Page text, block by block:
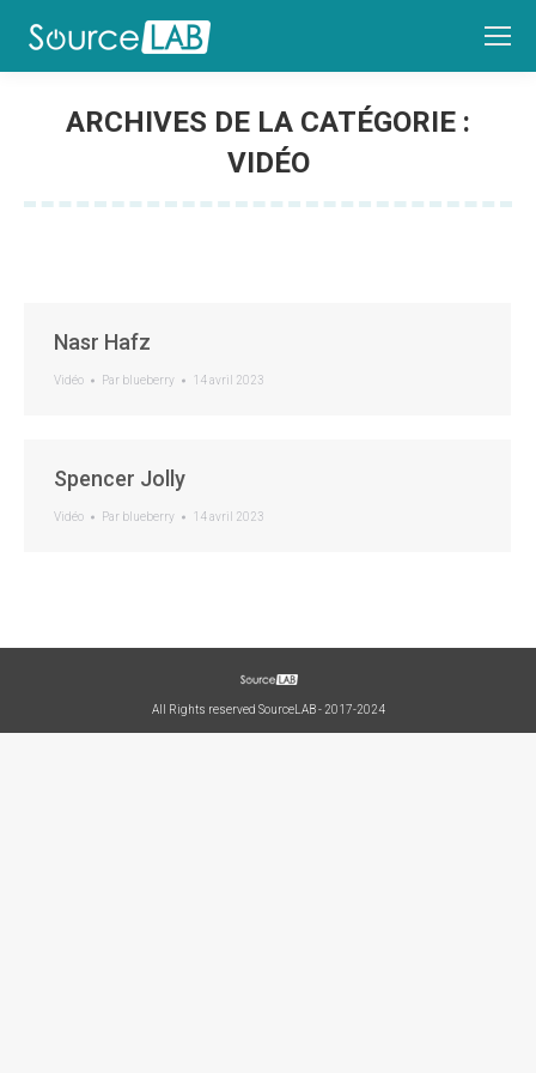
ARCHIVES DE LA CATÉGORIE :
VIDÉO
Nasr Hafz
Vidéo Par blueberry 14 avril 2023
Spencer Jolly
Vidéo Par blueberry 14 avril 2023
All Rights reserved SourceLAB - 2017-2024